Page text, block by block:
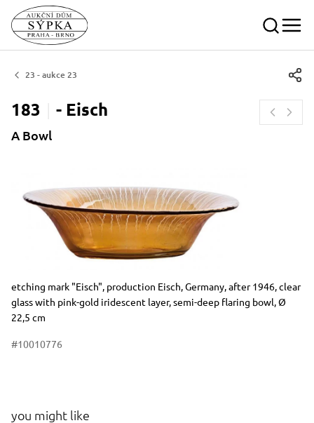
23 - aukce 23
183 - Eisch
A Bowl
Dimensions
Short item description
etching mark "Eisch", production Eisch, Germany, after 1946, clear
glass with pink-gold iridescent layer, semi-deep flaring bowl, Ø
22,5 cm
#10010776
you might like